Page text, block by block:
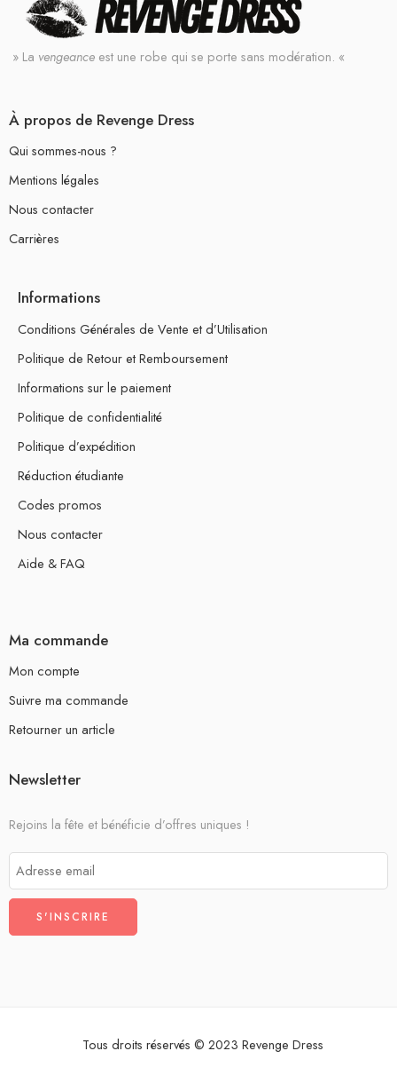
» La vengeance est une robe qui se porte sans modération. «
À propos de Revenge Dress
Qui sommes-nous ?
Mentions légales
Nous contacter
Carrières
Informations
Conditions Générales de Vente et d’Utilisation
Politique de Retour et Remboursement
Informations sur le paiement
Politique de confidentialité
Politique d’expédition
Réduction étudiante
Codes promos
Nous contacter
Aide & FAQ
Ma commande
Mon compte
Suivre ma commande
Retourner un article
Newsletter
Rejoins la fête et bénéficie d’offres uniques !
Tous droits réservés © 2023 Revenge Dress